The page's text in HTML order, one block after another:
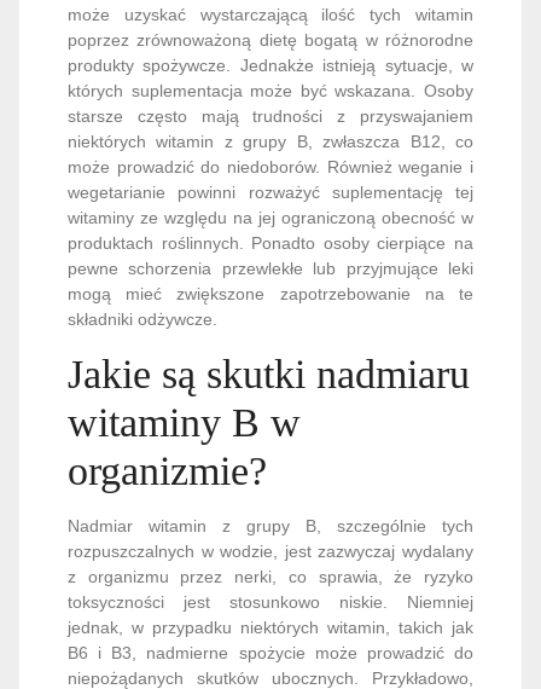
może uzyskać wystarczającą ilość tych witamin
poprzez zrównoważoną dietę bogatą w różnorodne
produkty spożywcze. Jednakże istnieją sytuacje, w
których suplementacja może być wskazana. Osoby
starsze często mają trudności z przyswajaniem
niektórych witamin z grupy B, zwłaszcza B12, co
może prowadzić do niedoborów. Również weganie i
wegetarianie powinni rozważyć suplementację tej
witaminy ze względu na jej ograniczoną obecność w
produktach roślinnych. Ponadto osoby cierpiące na
pewne schorzenia przewlekłe lub przyjmujące leki
mogą mieć zwiększone zapotrzebowanie na te
składniki odżywcze.
Jakie są skutki nadmiaru
witaminy B w
organizmie?
Nadmiar witamin z grupy B, szczególnie tych
rozpuszczalnych w wodzie, jest zazwyczaj wydalany
z organizmu przez nerki, co sprawia, że ryzyko
toksyczności jest stosunkowo niskie. Niemniej
jednak, w przypadku niektórych witamin, takich jak
B6 i B3, nadmierne spożycie może prowadzić do
niepożądanych skutków ubocznych. Przykładowo,